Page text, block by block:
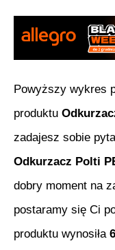
Powyższy wykres
produktu
zadajesz sobie
Odkurzacz Polti
dobry moment na
postaramy się Ci
produktu wynosiła